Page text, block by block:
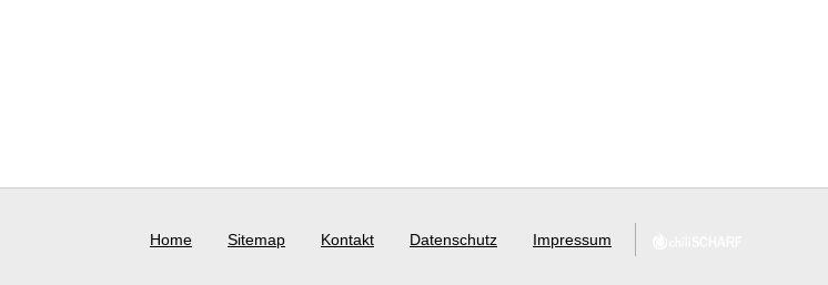
Home Sitemap Kontakt Datenschutz Impressum